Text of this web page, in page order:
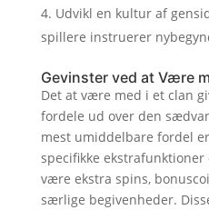
Udvikl en kultur af
spillere instruerer
Gevinster ved at Være
Det at være med i et clan
fordele ud over den
mest umiddelbare fordel
specifikke
være ekstra spins,
særlige begivenheder.